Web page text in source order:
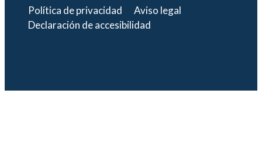
Política de privacidad
Aviso legal
Declaración de accesibilidad